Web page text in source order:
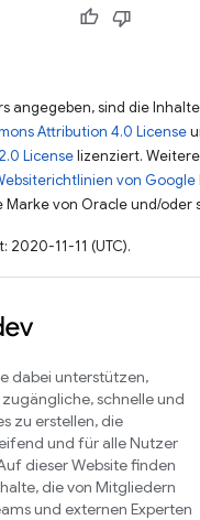
angegeben, sind die
Attribution 4.0 License
Licenselizenziert.
von Google
von Oracle und/oder
11-11 (UTC).
dabei unterstützen,
schnelle und
zu erstellen, die
und für alle Nutzer
dieser Website finden
die von Mitgliedern
und externen Experten